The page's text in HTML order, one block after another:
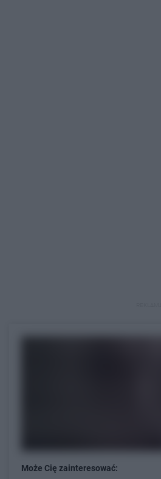
Może Cię zainteresować: